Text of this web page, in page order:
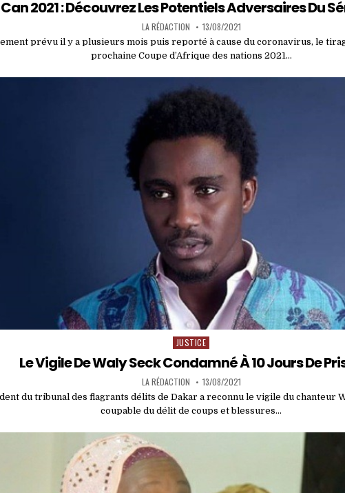
Can 2021 : Découvrez Les Potentiels Adversaires Du
LA RÉDACTION 13/08/2021
prévu il y a plusieurs mois puis reporté à cause du coronavirus, le
prochaine Coupe d’Afrique des nations 2021…
Posted
JUSTICE
Le Vigile De Waly Seck Condamné À 10 Jours De
LA RÉDACTION 13/08/2021
du tribunal des flagrants délits de Dakar a reconnu le vigile du chanteur
coupable du délit de coups et blessures…